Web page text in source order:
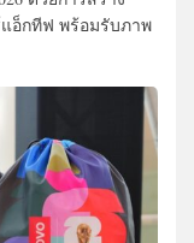
แอ็กทีฟ พร้อมรับภาพ